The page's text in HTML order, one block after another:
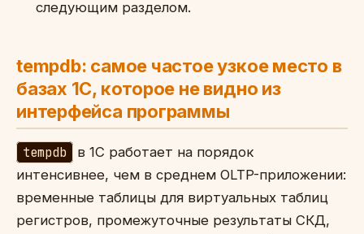
следующим разделом.
tempdb: самое частое узкое место в
базах 1С, которое не видно из
интерфейса программы
tempdb
в 1С работает на порядок
интенсивнее, чем в среднем OLTP-приложении:
временные таблицы для виртуальных таблиц
регистров, промежуточные результаты СКД,